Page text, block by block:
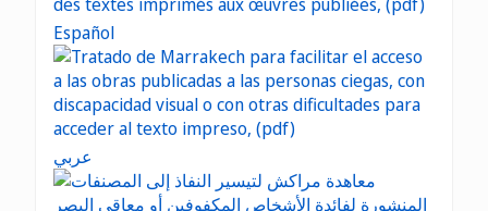
Español
عربي